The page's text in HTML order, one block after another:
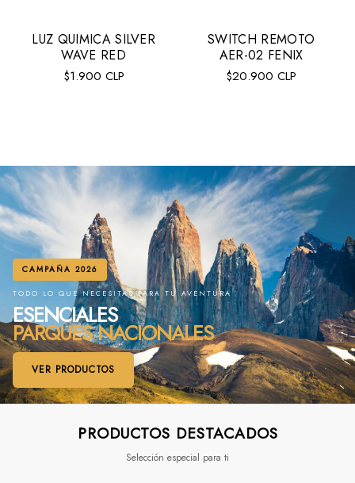
LUZ QUIMICA SILVER
WAVE RED
Precio
$1.900 CLP
SWITCH REMOTO
AER-02 FENIX
Precio
$20.900 CLP
CAMPAÑA 2026
TODO LO QUE NECESITAS PARA TU AVENTURA
ESENCIALES
PARQUES NACIONALES
VER PRODUCTOS
PRODUCTOS DESTACADOS
Selección especial para ti